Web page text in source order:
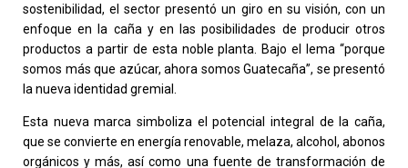
sostenibilidad, el sector presentó un giro en su visión, con un
enfoque en la caña y en las posibilidades de producir otros
productos a partir de esta noble planta. Bajo el lema “porque
somos más que azúcar, ahora somos Guatecaña”, se presentó
la nueva identidad gremial.
Esta nueva marca simboliza el potencial integral de la caña,
que se convierte en energía renovable, melaza, alcohol, abonos
orgánicos y más, así como una fuente de transformación de